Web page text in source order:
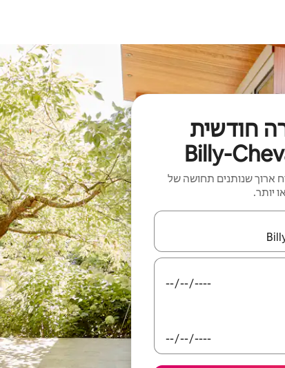
חודשית
ארוך שנותנים תחושה של
יותר.
יש לנווט עם מקשי החיצים למעלה ולמטה או לעיין בעזרת תנועות מגע